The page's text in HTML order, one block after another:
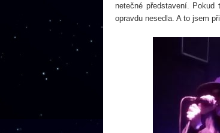
netečné představení.
opravdu nesedla. A to jsem